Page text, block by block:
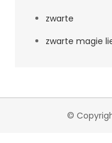
zwarte
zwarte magie
©